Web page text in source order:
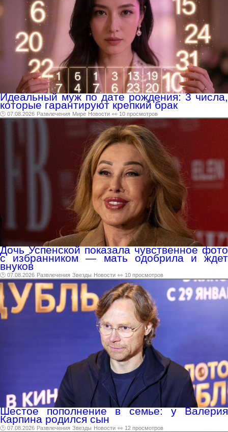
Идеальный муж по дате рождения: 3 числа,
которые гарантируют крепкий брак
🕑 07.08.2026 Развлечения Мире Новости 👀 10 просмотров
Дочь Успенской показала чувственное фото
с избранником — мать одобрила и ждет
внуков
🕑 07.08.2026 Развлечения Звезды Новости 👀 10 просмотров
Шестое пополнение в семье: у Валерия
Карпина родился сын
🕑 07.08.2026 Развлечения Звезды Новости 👀 12 просмотров